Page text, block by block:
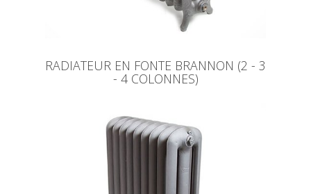
RADIATEUR EN FONTE BRANNON (2 - 3
- 4 COLONNES)